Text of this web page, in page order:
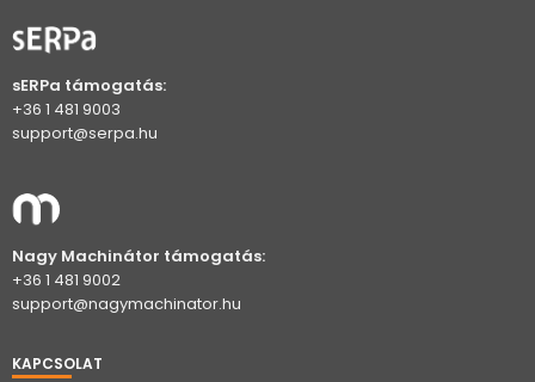
sERPa támogatás:
+36 1 481 9003
support@serpa.hu
Nagy Machinátor támogatás:
+36 1 481 9002
support@nagymachinator.hu
KAPCSOLAT